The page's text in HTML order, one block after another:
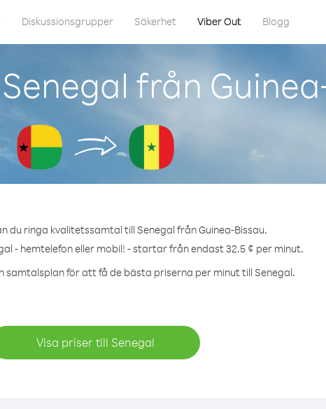
Diskussionsgrupper Säkerhet Viber Out Blogg
från
du ringa kvalitetssamtal till Senegal från Guinea-Bissau.
- hemtelefon eller mobil! - startar från endast 32.5 ¢ per minut.
samtalsplan för att få de bästa priserna per minut till Senegal.
Visa priser till Senegal